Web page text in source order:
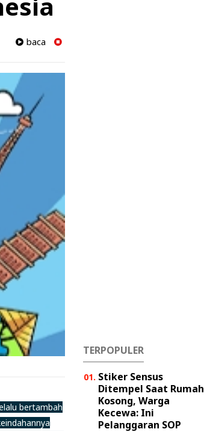
baca
bertambah
TERPOPULER
Stiker Sensus
Ditempel Saat Rumah
Kosong, Warga
Kecewa: Ini
Pelanggaran SOP